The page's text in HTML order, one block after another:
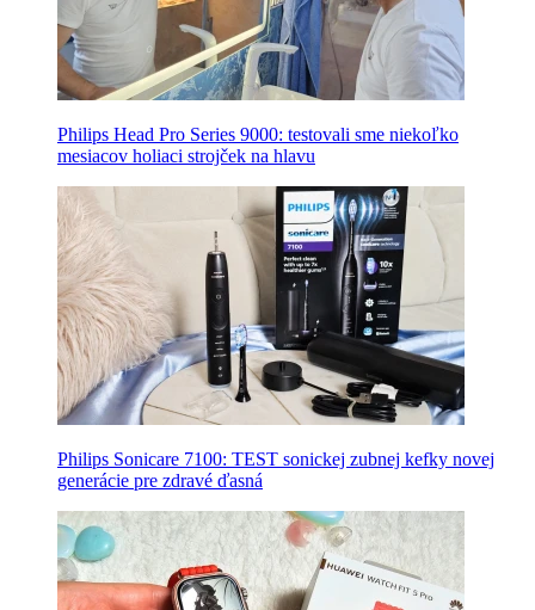
Philips Head Pro Series 9000: testovali sme niekoľko
mesiacov holiaci strojček na hlavu
Philips Sonicare 7100: TEST sonickej zubnej kefky novej
generácie pre zdravé ďasná